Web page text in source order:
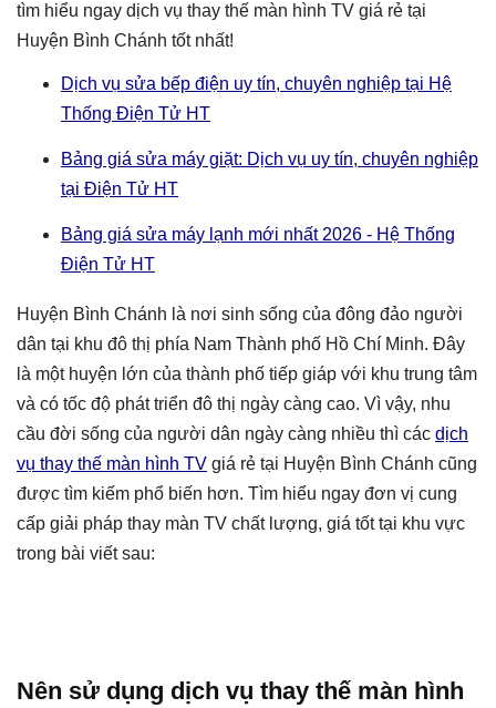
tìm hiểu ngay dịch vụ thay thế màn hình TV giá rẻ tại
Huyện Bình Chánh tốt nhất!
Dịch vụ sửa bếp điện uy tín, chuyên nghiệp tại Hệ
Thống Điện Tử HT
Bảng giá sửa máy giặt: Dịch vụ uy tín, chuyên nghiệp
tại Điện Tử HT
Bảng giá sửa máy lạnh mới nhất 2026 - Hệ Thống
Điện Tử HT
Huyện Bình Chánh là nơi sinh sống của đông đảo người
dân tại khu đô thị phía Nam Thành phố Hồ Chí Minh. Đây
là một huyện lớn của thành phố tiếp giáp với khu trung tâm
và có tốc độ phát triển đô thị ngày càng cao. Vì vậy, nhu
cầu đời sống của người dân ngày càng nhiều thì các dịch
vụ thay thế màn hình TV giá rẻ tại Huyện Bình Chánh cũng
được tìm kiếm phổ biến hơn. Tìm hiểu ngay đơn vị cung
cấp giải pháp thay màn TV chất lượng, giá tốt tại khu vực
trong bài viết sau:
Nên sử dụng dịch vụ thay thế màn hình